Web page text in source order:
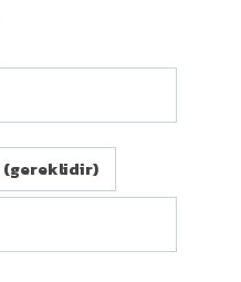
(gereklidir)